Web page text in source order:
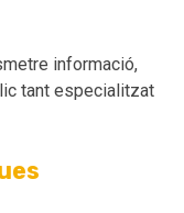
informació,
tant especialitzat